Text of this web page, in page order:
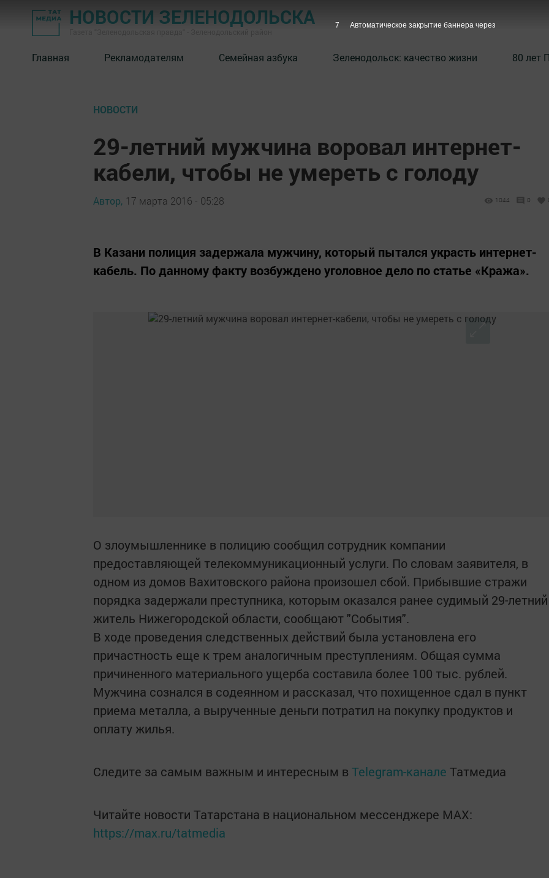
НОВОСТИ ЗЕЛЕНОДОЛЬСКА
Главная Рекламодателям Семейная азбука ⁠Зеленодольск: качество жизни 80 лет
НОВОСТИ
29-летний мужчина воровал интернет-
кабели, чтобы не умереть с голоду
Автор, 17 марта 2016 - 05:28 1044 0
В Казани полиция задержала мужчину, который пытался украсть интернет-
кабель. По данному факту возбуждено уголовное дело по статье «Кража».
О злоумышленнике в полицию сообщил сотрудник компании
предоставляющей телекоммуникационный услуги. По словам заявителя, в
одном из домов Вахитовского района произошел сбой. Прибывшие стражи
порядка задержали преступника, которым оказался ранее судимый 29-летний
житель Нижегородской области, сообщают "События".
В ходе проведения следственных действий была установлена его
причастность еще к трем аналогичным преступлениям. Общая сумма
причиненного материального ущерба составила более 100 тыс. рублей.
Мужчина сознался в содеянном и рассказал, что похищенное сдал в пункт
приема металла, а вырученные деньги потратил на покупку продуктов и
оплату жилья.
Следите за самым важным и интересным в Telegram-канале Татмедиа
Читайте новости Татарстана в национальном мессенджере MАХ:
https://max.ru/tatmedia
6 Автоматическое закрытие баннера через